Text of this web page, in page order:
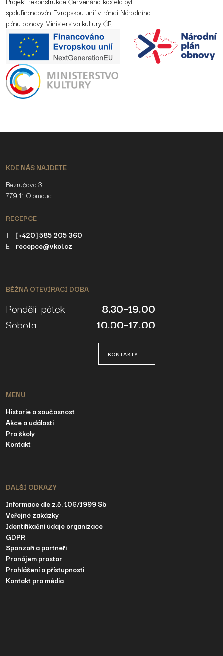
spolufinancován Evropskou unií v rámci Národního
plánu obnovy Ministerstva kultury ČR.
KDE NÁS NAJDETE
Bezručova 3
779 11 Olomouc
RECEPCE
T [+420] 585 205 360
E
recepce@vkol.cz
BĚŽNÁ OTEVÍRACÍ DOBA
Pondělí–pátek
8.30–19.00
Sobota
10.00–17.00
KONTAKTY
MENU
Historie a současnost
Akce a události
Pro školy
Kontakt
DALŠÍ ODKAZY
Informace dle z.č. 106/1999 Sb
Veřejné zakázky
Identifikační údaje organizace
GDPR
Sponzoři a partneři
Pronájem prostor
Prohlášení o přístupnosti
Kontakt pro média